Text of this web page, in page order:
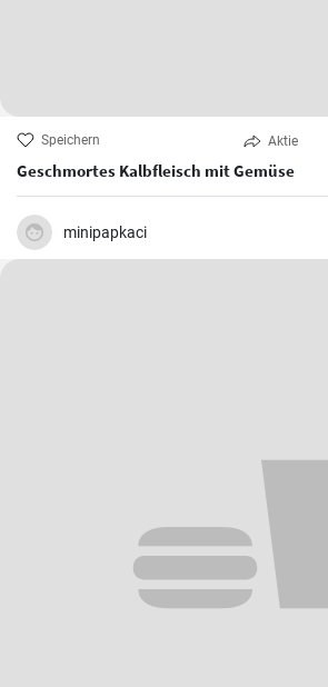
Speichern Aktie
Geschmortes Kalbfleisch mit Gemüse
minipapkaci